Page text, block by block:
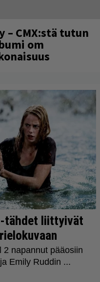
– CMX:stä tutun
om